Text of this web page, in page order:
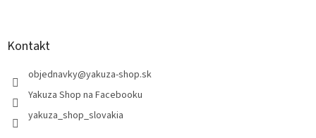
Kontakt
objednavky@yakuza-shop.sk
Yakuza Shop na Facebooku
yakuza_shop_slovakia